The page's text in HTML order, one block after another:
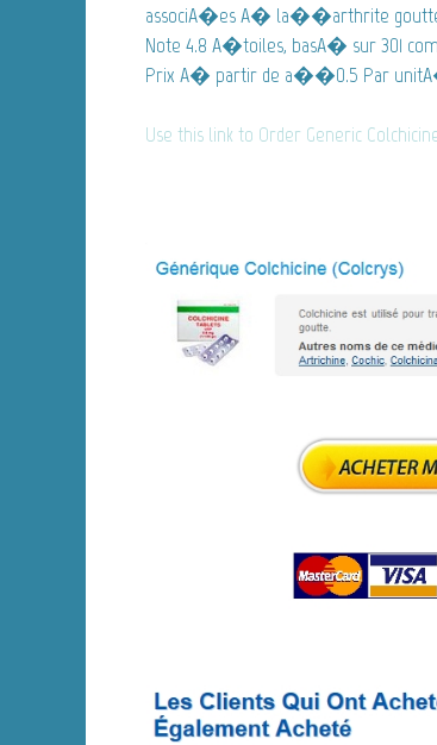
associA�es A� la��arthrite
Note 4.8 A�toiles, basA� sur301
Prix A� partir de a��0.5 Par
Use this link to Order Generic